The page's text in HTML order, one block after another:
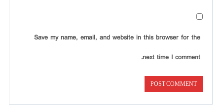
Save my name, email, and website in this browser for the
next time I comment.